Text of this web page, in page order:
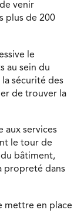
venir
plus de 200
le
au sein du
sécurité des
de trouver la
aux services
le tour de
bâtiment,
propreté dans
mettre en place